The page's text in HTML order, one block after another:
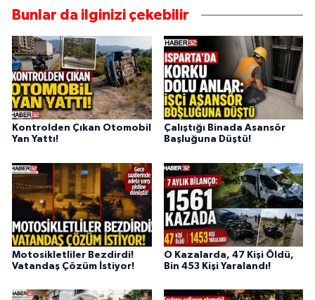
Bunlar da ilginizi çekebilir
Kontrolden Çıkan Otomobil
Yan Yattı!
Çalıştığı Binada Asansör
Başluğuna Düştü!
Motosikletliler Bezdirdi!
Vatandaş Çözüm İstiyor!
O Kazalarda, 47 Kişi Öldü,
Bin 453 Kişi Yaralandı!